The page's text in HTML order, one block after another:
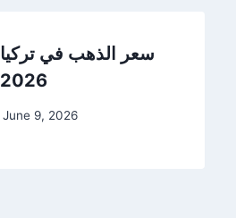
2026
June 9, 2026